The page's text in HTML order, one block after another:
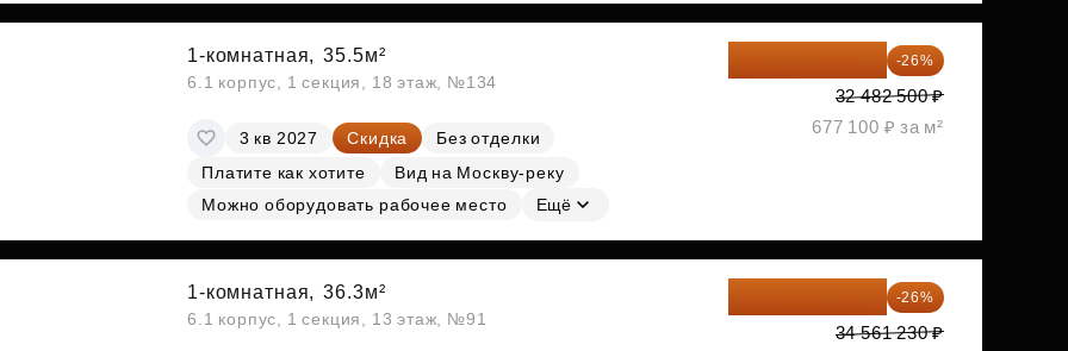
1-комнатная, 35.5м²
6.1 корпус, 1 секция, 18 этаж, №134
3 кв 2027 Скидка
Без отделки
Платите как хотите
Вид на Москву-реку
Можно оборудовать рабочее место
Ещё
-26%
32 482 500 ₽
677 100 ₽ за м²
1-комнатная, 36.3м²
6.1 корпус, 1 секция, 13 этаж, №91
-26%
34 561 230 ₽